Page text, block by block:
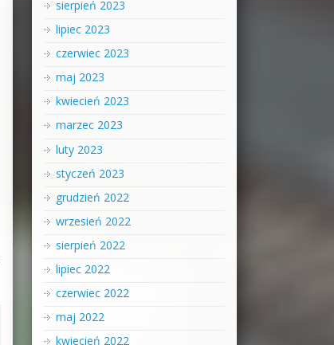
sierpień 2023
lipiec 2023
czerwiec 2023
maj 2023
kwiecień 2023
marzec 2023
luty 2023
styczeń 2023
grudzień 2022
wrzesień 2022
sierpień 2022
lipiec 2022
czerwiec 2022
maj 2022
kwiecień 2022